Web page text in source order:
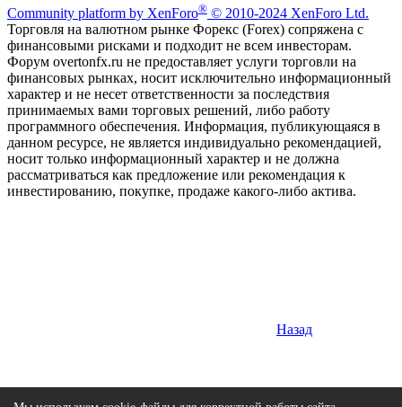
Community platform by XenForo® © 2010-2024 XenForo Ltd.
Торговля на валютном рынке Форекс (Forex) сопряжена с
финансовыми рисками и подходит не всем инвесторам.
Форум overtonfx.ru не предоставляет услуги торговли на
финансовых рынках, носит исключительно информационный
характер и не несет ответственности за последствия
принимаемых вами торговых решений, либо работу
программного обеспечения. Информация, публикующаяся в
данном ресурсе, не является индивидуально рекомендацией,
носит только информационный характер и не должна
рассматриваться как предложение или рекомендация к
инвестированию, покупке, продаже какого-либо актива.
Назад